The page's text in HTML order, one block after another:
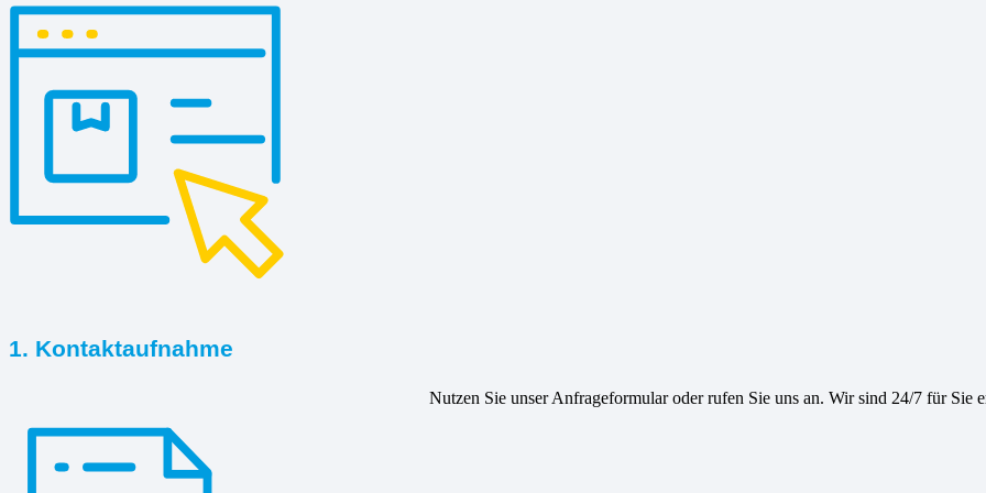
1. Kontaktaufnahme
Nutzen Sie unser Anfrageformular oder rufen Sie uns an. Wir sind 24/7 für Sie